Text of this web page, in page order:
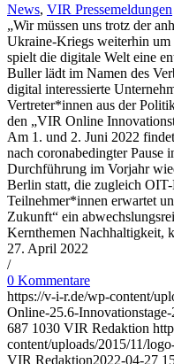
News, VIR Pressemeldungen
„Wir müssen uns trotz der
Ukraine-Kriegs weiterhin
spielt die digitale Welt eine
Buller lädt im Namen des
digital interessierte
Vertreter*innen aus der
den „VIR Online
Am 1. und 2. Juni 2022
nach coronabedingter Pause
Durchführung im Vorjahr
Berlin statt, die zugleich
Teilnehmer*innen erwartet
Zukunft“ ein
Kernthemen Nachhaltigkeit,
27. April 2022
/
0 Kommentare
https://v-i-r.de/wp-content/
Online-25.6-
687 1030 VIR Redaktion
content/uploads/2015/11/
VIR Redaktion2022-04-27